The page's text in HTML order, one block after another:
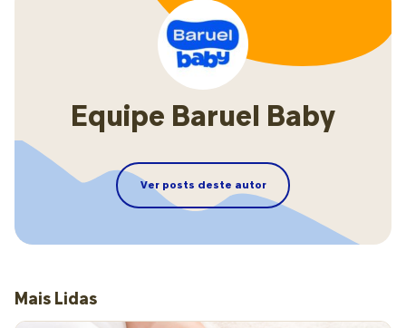
Equipe Baruel Baby
Ver posts deste autor
Mais Lidas